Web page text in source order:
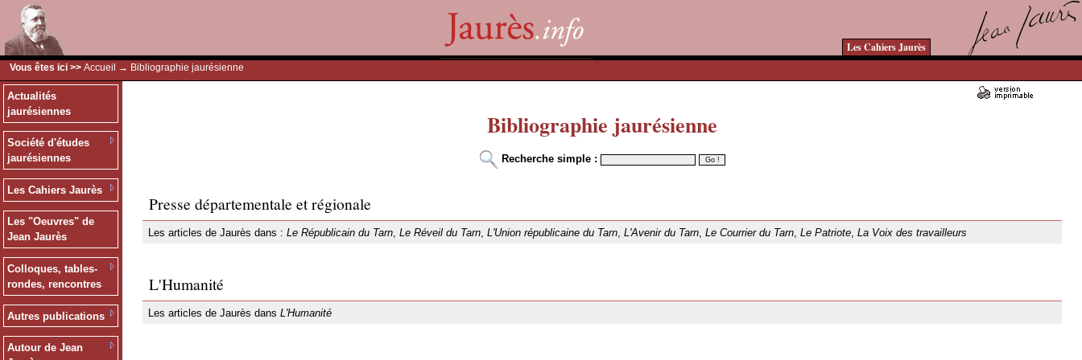
Les Cahiers Jaurès
Vous êtes ici >> Accueil → Bibliographie jaurésienne
Actualités
jaurésiennes
Société d'études
jaurésiennes
Les Cahiers Jaurès
Les "Oeuvres" de
Jean Jaurès
Colloques, tables-
rondes, rencontres
Autres publications
Autour de Jean
Bibliographie jaurésienne
Recherche simple :
Presse départementale et régionale
Les articles de Jaurès dans : Le Républicain du Tarn, Le Réveil du Tarn, L'Union républicaine du Tarn, L'Avenir du Tarn, Le Courrier du Tarn, Le Patriote, La Voix des travailleurs
L'Humanité
Les articles de Jaurès dans L'Humanité